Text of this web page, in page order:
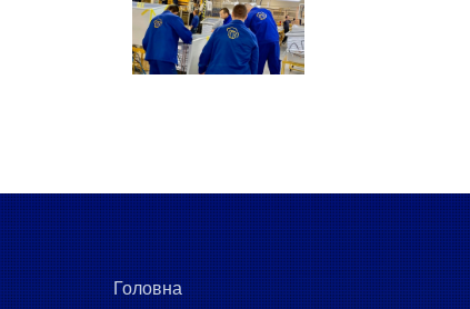
Головна